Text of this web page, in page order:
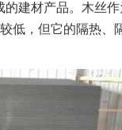
建材产品。木丝
低，但它的隔热、